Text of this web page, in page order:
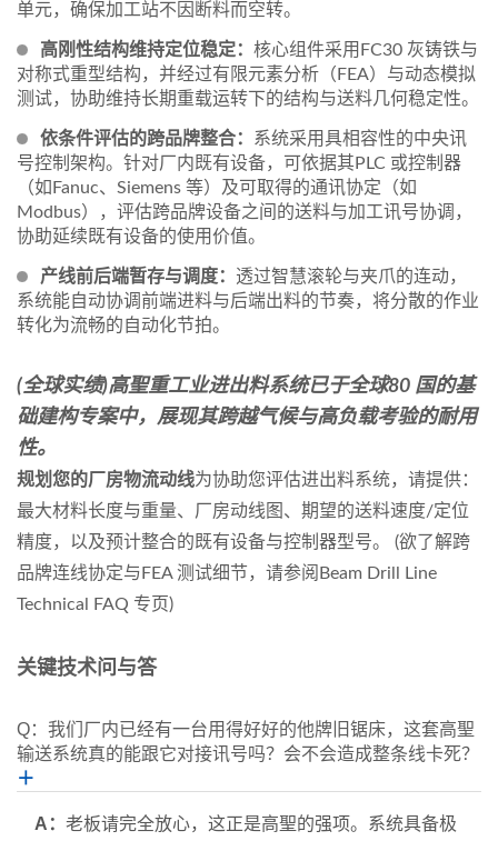
单元，确保加工站不因断料而空转。
高刚性结构维持定位稳定： 核心组件采用FC30 灰铸铁与
对称式重型结构，并经过有限元素分析（FEA）与动态模拟
测试，协助维持长期重载运转下的结构与送料几何稳定性。
依条件评估的跨品牌整合：
系统采用具相容性的中央讯
号控制架构。针对厂内既有设备，可依据其PLC 或控制器
（如Fanuc、Siemens 等）及可取得的通讯协定（如
Modbus），评估跨品牌设备之间的送料与加工讯号协调，
协助延续既有设备的使用价值。
产线前后端暂存与调度： 透过智慧滚轮与夹爪的连动，
系统能自动协调前端进料与后端出料的节奏，将分散的作业
转化为流畅的自动化节拍。
(全球实绩)高聖重工业进出料系统已于全球80 国的基
础建构专案中，展现其跨越气候与高负载考验的耐用
性。
规划您的厂房物流动线为协助您评估进出料系统，请提供：
最大材料长度与重量、厂房动线图、期望的送料速度/定位
精度，以及预计整合的既有设备与控制器型号。 (欲了解跨
品牌连线协定与FEA 测试细节，请参阅Beam Drill Line
Technical FAQ 专页)
关键技术问与答
Q：我们厂内已经有一台用得好好的他牌旧锯床，这套高聖
输送系统真的能跟它对接讯号吗？会不会造成整条线卡死？
＋
A： 老板请完全放心，这正是高聖的强项。系统具备极